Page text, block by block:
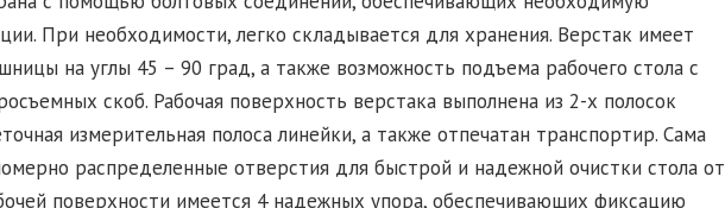
При необходимости, легко складывается для хранения. Верстак имеет
на углы 45 – 90 град, а также возможность подъема рабочего стола с
скоб. Рабочая поверхность верстака выполнена из 2-х полосок
измерительная полоса линейки, а также отпечатан транспортир. Сама
распределенные отверстия для быстрой и надежной очистки стола от
поверхности имеется 4 надежных упора, обеспечивающих фиксацию